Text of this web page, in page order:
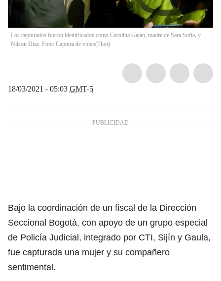
Los capturados fueron identificados como Carolina Galán, madre de Sara Sofía, y
Nilson Díaz. Foto: Captura de video(Thot)
18/03/2021 - 05:03 GMT-5
Bajo la coordinación de un fiscal de la Dirección
Seccional Bogotá, con apoyo de un grupo especial
de Policía Judicial, integrado por CTI, Sijín y Gaula,
fue capturada una mujer y su compañero
sentimental.